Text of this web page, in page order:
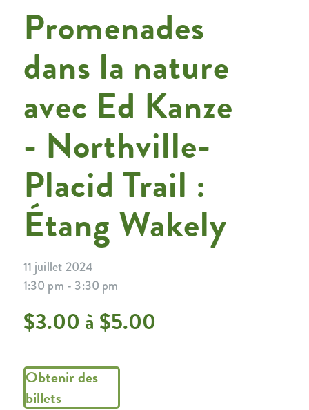
Promenades
dans la nature
avec Ed Kanze
- Northville-
Placid Trail :
Étang Wakely
11 juillet 2024
1:30 pm - 3:30 pm
$3.00 à $5.00
Obtenir des
billets